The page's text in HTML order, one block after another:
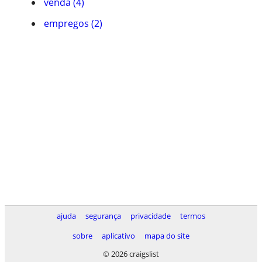
empregos (2)
ajuda segurança privacidade
termos
sobre
aplicativo
mapa do site
© 2026 craigslist